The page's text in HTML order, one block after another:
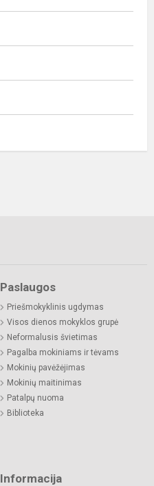
Paslaugos
Priešmokyklinis ugdymas
Visos dienos mokyklos grupė
Neformalusis švietimas
Pagalba mokiniams ir tėvams
Mokinių pavėžėjimas
Mokinių maitinimas
Patalpų nuoma
Biblioteka
Informacija